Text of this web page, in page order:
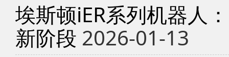
埃斯顿iER系列机器人
新阶段 2026-01-13